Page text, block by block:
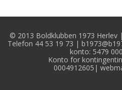
© 2013 Boldklubben 1973 Herlev
Telefon 44 53 19 73 |
konto: 5479
Konto for
0004912605 |